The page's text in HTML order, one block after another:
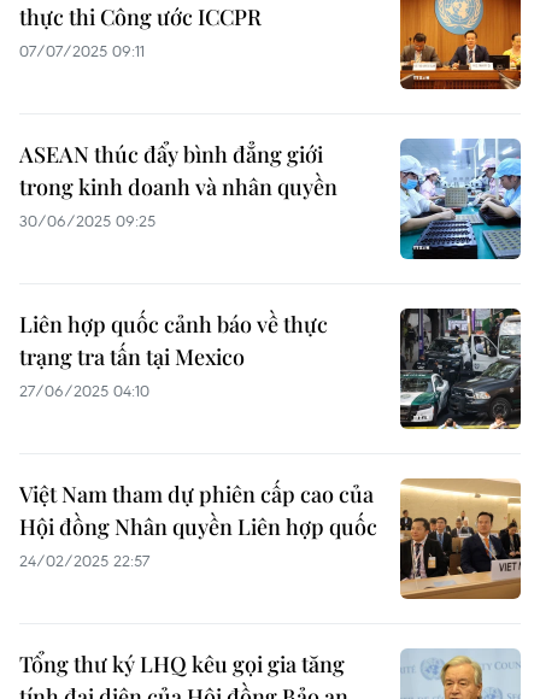
thực thi Công ước ICCPR
07/07/2025 09:11
ASEAN thúc đẩy bình đẳng giới
trong kinh doanh và nhân quyền
30/06/2025 09:25
Liên hợp quốc cảnh báo về thực
trạng tra tấn tại Mexico
27/06/2025 04:10
Việt Nam tham dự phiên cấp cao của
Hội đồng Nhân quyền Liên hợp quốc
24/02/2025 22:57
Tổng thư ký LHQ kêu gọi gia tăng